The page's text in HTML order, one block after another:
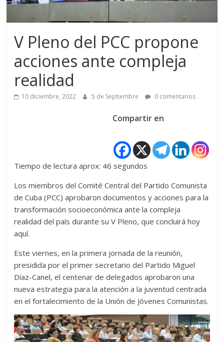
V Pleno del PCC propone
acciones ante compleja
realidad
10 diciembre, 2022 5 de Septiembre 0 comentarios
Compartir en
Tiempo de lectura aprox: 46 segundos
Los miembros del Comité Central del Partido Comunista
de Cuba (PCC) aprobaron documentos y acciones para la
transformación socioeconómica ante la compleja
realidad del país durante su V Pleno, que concluirá hoy
aquí.
Este viernes, en la primera jornada de la reunión,
presidida por el primer secretario del Partido Miguel
Díaz-Canel, el centenar de delegados aprobaron una
nueva estrategia para la atención a la juventud centrada
en el fortalecimiento de la Unión de Jóvenes Comunistas.